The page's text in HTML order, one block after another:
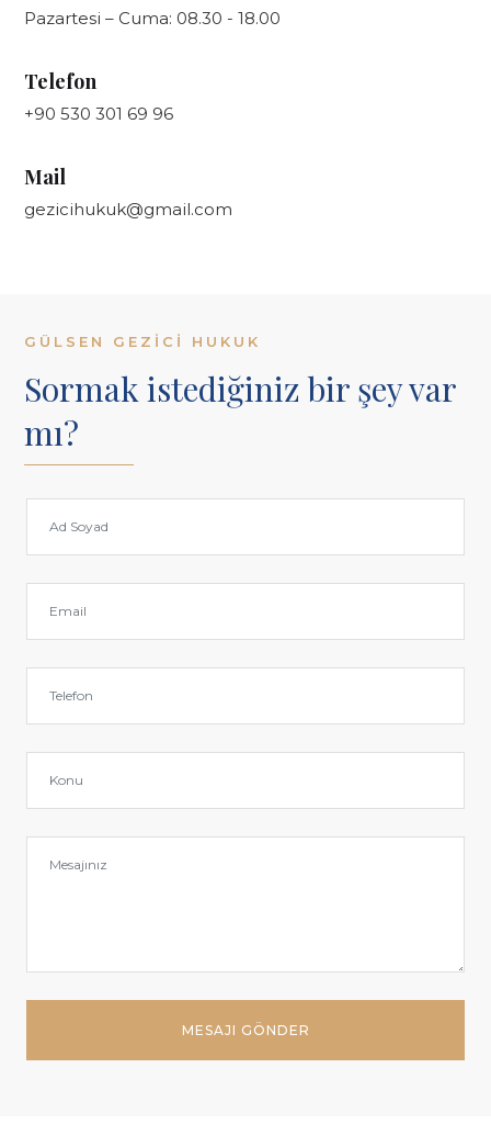
Pazartesi – Cuma: 08.30 - 18.00
Telefon
+90 530 301 69 96
Mail
gezicihukuk@gmail.com
GÜLSEN GEZICI HUKUK
Sormak istediğiniz bir şey var
mı?
MESAJI GÖNDER